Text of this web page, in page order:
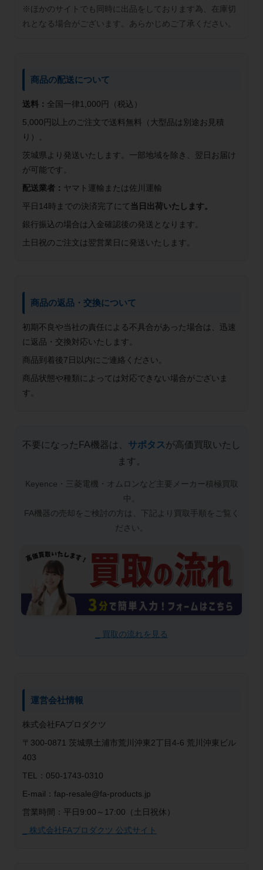
※ほかのサイトでも同時に出品をしております為、在庫切
れとなる場合がございます。あらかじめご了承ください。
商品の配送について
送料： 全国一律1,000円（税込）
5,000円以上のご注文で送料無料（大型品は別途お見積
り）。
茨城県より発送いたします。一部地域を除き、翌日お届け
が可能です。
配送業者： ヤマト運輸または佐川運輸
平日14時までの決済完了にて当日出荷いたします。
銀行振込の場合は入金確認後の発送となります。
土日祝のご注文は翌営業日に発送いたします。
商品の返品・交換について
初期不良や当社の責任による不具合があった場合は、迅速
に返品・交換対応いたします。
商品到着後7日以内にご連絡ください。
商品状態や種類によっては対応できない場合がございま
す。
不要になったFA機器は、 サポタスが高価買取いたし
ます。
Keyence・三菱電機・オムロンなど主要メーカー積極買取
中。
FA機器の売却をご検討の方は、下記より買取手順をご覧く
ださい。
_ 買取の流れを見る
運営会社情報
株式会社FAプロダクツ
〒300-0871 茨城県土浦市荒川沖東2丁目4-6 荒川沖東ビル
403
TEL：050-1743-0310
E-mail：fap-resale@fa-products.jp
営業時間：平日9:00～17:00（土日祝休）
_ 株式会社FAプロダクツ 公式サイト